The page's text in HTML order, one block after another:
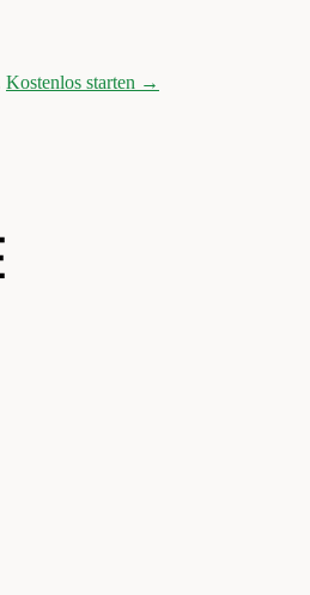
Kostenlos starten →